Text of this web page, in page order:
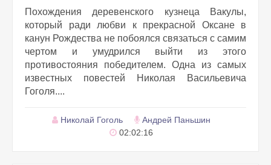
Похождения деревенского кузнеца Вакулы,
который ради любви к прекрасной Оксане в
канун Рождества не побоялся связаться с самим
чертом и умудрился выйти из этого
противостояния победителем. Одна из самых
известных повестей Николая Васильевича
Гоголя....
Николай Гоголь
Андрей Паньшин
02:02:16